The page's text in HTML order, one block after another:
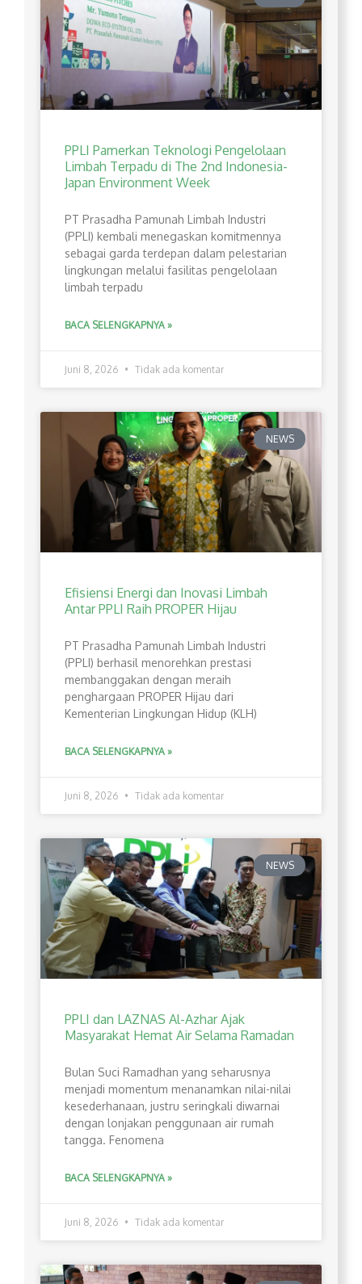
PPLI Pamerkan Teknologi Pengelolaan
Limbah Terpadu di The 2nd Indonesia-
Japan Environment Week
PT Prasadha Pamunah Limbah Industri
(PPLI) kembali menegaskan komitmennya
sebagai garda terdepan dalam pelestarian
lingkungan melalui fasilitas pengelolaan
limbah terpadu
BACA SELENGKAPNYA »
Juni 8, 2026 Tidak ada komentar
NEWS
Efisiensi Energi dan Inovasi Limbah
Antar PPLI Raih PROPER Hijau
PT Prasadha Pamunah Limbah Industri
(PPLI) berhasil menorehkan prestasi
membanggakan dengan meraih
penghargaan PROPER Hijau dari
Kementerian Lingkungan Hidup (KLH)
BACA SELENGKAPNYA »
Juni 8, 2026 Tidak ada komentar
NEWS
PPLI dan LAZNAS Al-Azhar Ajak
Masyarakat Hemat Air Selama Ramadan
Bulan Suci Ramadhan yang seharusnya
menjadi momentum menanamkan nilai-nilai
kesederhanaan, justru seringkali diwarnai
dengan lonjakan penggunaan air rumah
tangga. Fenomena
BACA SELENGKAPNYA »
Juni 8, 2026 Tidak ada komentar